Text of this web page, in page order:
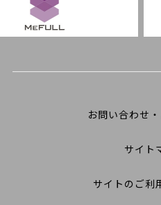
お問い合わせ
サイト
サイトのご利